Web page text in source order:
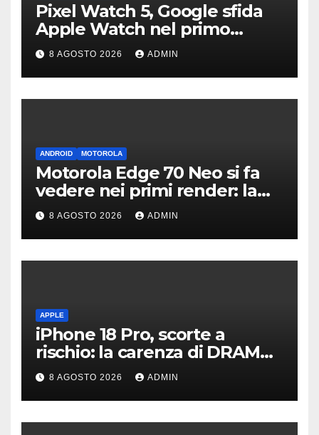
Pixel Watch 5, Google sfida
Apple Watch nel primo
teaser: “sembra un orologio”
8 AGOSTO 2026 ADMIN
ANDROID MOTOROLA
Motorola Edge 70 Neo si fa
vedere nei primi render: la
fotocamera è da 200 MP
8 AGOSTO 2026 ADMIN
APPLE
iPhone 18 Pro, scorte a
rischio: la carenza di DRAM
potrebbe far slittare le
consegne
8 AGOSTO 2026 ADMIN